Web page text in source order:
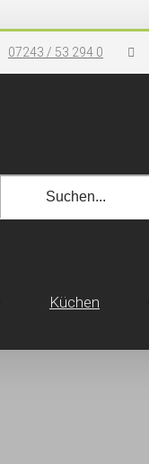
07243 / 53 294 0
Küchen